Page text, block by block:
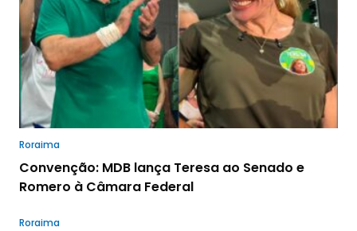
Roraima
Convenção: MDB lança Teresa ao Senado e
Romero à Câmara Federal
Roraima